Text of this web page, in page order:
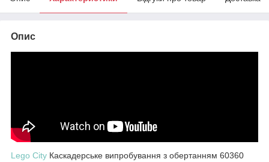
Опис
Lego City Каскадерське випробування з обертанням 60360